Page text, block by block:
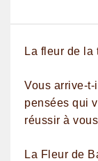
La fleur de
Vous arrive-
pensées qui
réussir à
La Fleur de